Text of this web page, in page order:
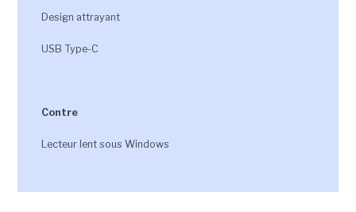
Design attrayant
USB Type-C
Contre
Lecteur lent sous Windows